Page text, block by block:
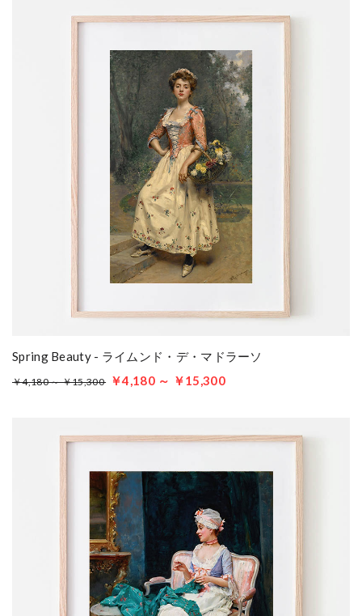
Spring Beauty - ライムンド・デ・マドラーソ
￥4,180 ～ ￥15,300 ￥4,180 ～ ￥15,300